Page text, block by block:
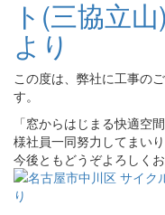
ト(三協立
より
この度は、弊社に工事の
す。
「窓からはじまる快適空
様社員一同努力してまいり
今後ともどうぞよろしくお